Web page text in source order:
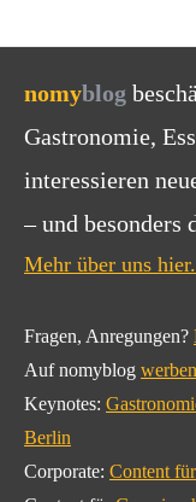
nomyblog
Gastronomie,
interessieren
– und besonders
Mehr über uns hier.
Fragen, Anregungen?
Auf nomyblog werben
Keynotes:
Berlin
Corporate: Content